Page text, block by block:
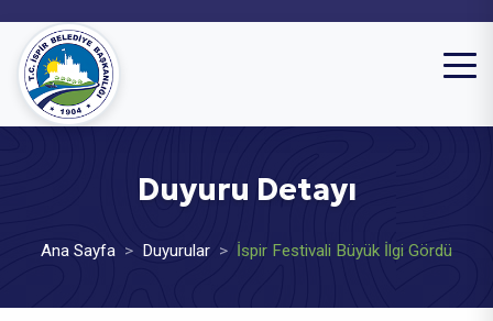
Duyuru Detayı
Ana Sayfa Duyurular İspir Festivali Büyük İlgi Gördü